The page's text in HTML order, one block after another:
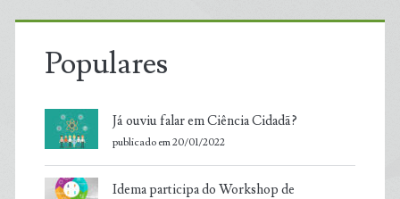
Populares
Já ouviu falar em Ciência Cidadã?
publicado em 20/01/2022
Idema participa do Workshop de